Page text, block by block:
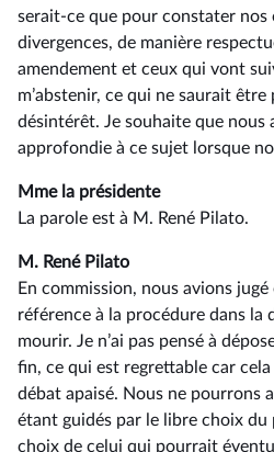
serait-ce que pour constater nos
divergences, de manière
amendement et ceux qui vont
m’abstenir, ce qui ne saurait
désintérêt. Je souhaite que nous
approfondie à ce sujet lorsque
Mme la présidente
La parole est à M. René Pilato.
M. René Pilato
En commission, nous avions
référence à la procédure dans la
mourir. Je n’ai pas pensé à
fin, ce qui est regrettable car
débat apaisé. Nous ne pourrons
étant guidés par le libre choix
choix de celui qui pourrait